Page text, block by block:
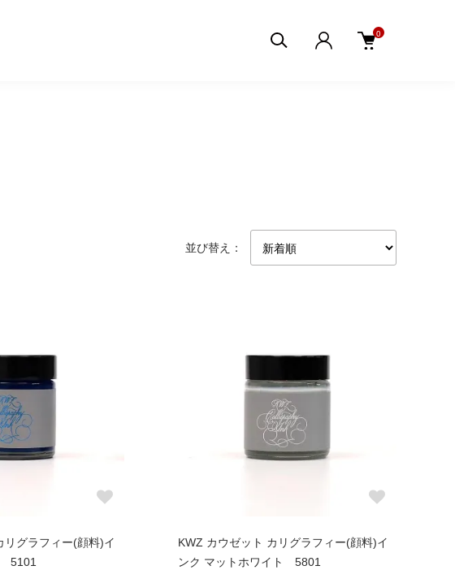
0
並び替え：
リグラフィー(顔料)イ
5101
KWZ カウゼット カリグラフィー(顔料)イ
ンク マットホワイト 5801